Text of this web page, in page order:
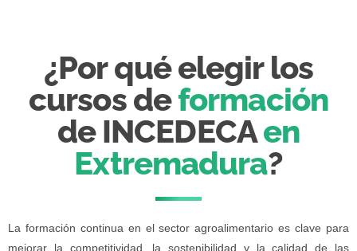
¿Por qué elegir los
cursos deformación
de INCEDECAen
Extremadura?
La formación continua en el sector agroalimentario es clave para
mejorar la competitividad, la sostenibilidad y la calidad de las